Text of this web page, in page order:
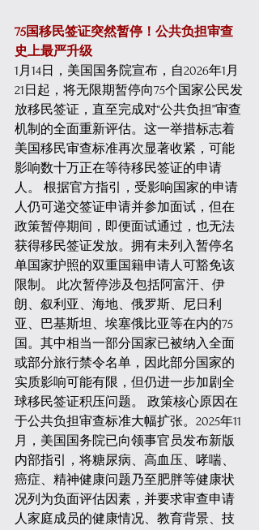
75国移民签证突然暂停！公共负担审查
史上最严升级
1月14日，美国国务院宣布，自2026年1月
21日起，将无限期暂停向75个国家公民发
放移民签证，直至完成对“公共负担”审查
机制的全面重新评估。这一举措标志着
美国移民审查标准再次显著收紧，可能
影响数十万正在等待移民签证的申请
人。 根据官方指引，受影响国家的申请
人仍可递交签证申请并参加面试，但在
政策暂停期间，即便面试通过，也无法
获得移民签证发放。拥有未列入暂停名
单国家护照的双重国籍申请人可豁免该
限制。 此次暂停涉及包括阿富汗、伊
朗、叙利亚、海地、俄罗斯、尼日利
亚、巴基斯坦、埃塞俄比亚等在内的75
国。其中相当一部分国家已被纳入全面
或部分旅行禁令名单，因此部分国家的
实质影响可能有限，但仍进一步加剧全
球移民签证积压问题。 政策核心原因在
于公共负担审查标准大幅扩张。2025年11
月，美国国务院已向领事官员发布新版
内部指引，将糖尿病、高血压、哮喘、
癌症、精神健康问题乃至肥胖等健康状
况列为负面评估因素，并要求审查申请
人家庭成员的健康情况、教育背景、技